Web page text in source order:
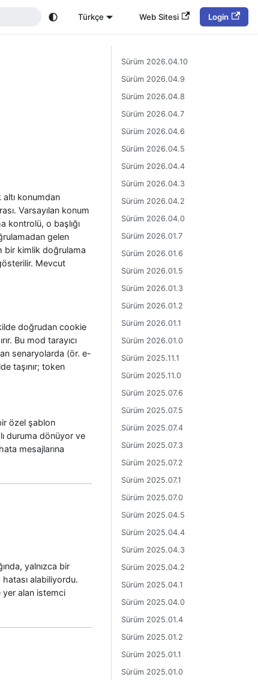
Türkçe Web Sitesi Login
altı konumdan
Varsayılan konum
kontrolü, o başlığı
gelen
bir kimlik doğrulama
Mevcut
doğrudan cookie
Bu mod tarayıcı
senaryolarda (ör. e-
taşınır; token
özel şablon
duruma dönüyor ve
mesajlarına
yalnızca bir
alabiliyordu.
yer alan istemci
Sürüm 2026.04.10
Sürüm 2026.04.9
Sürüm 2026.04.8
Sürüm 2026.04.7
Sürüm 2026.04.6
Sürüm 2026.04.5
Sürüm 2026.04.4
Sürüm 2026.04.3
Sürüm 2026.04.2
Sürüm 2026.04.0
Sürüm 2026.01.7
Sürüm 2026.01.6
Sürüm 2026.01.5
Sürüm 2026.01.3
Sürüm 2026.01.2
Sürüm 2026.01.1
Sürüm 2026.01.0
Sürüm 2025.11.1
Sürüm 2025.11.0
Sürüm 2025.07.6
Sürüm 2025.07.5
Sürüm 2025.07.4
Sürüm 2025.07.3
Sürüm 2025.07.2
Sürüm 2025.07.1
Sürüm 2025.07.0
Sürüm 2025.04.5
Sürüm 2025.04.4
Sürüm 2025.04.3
Sürüm 2025.04.2
Sürüm 2025.04.1
Sürüm 2025.04.0
Sürüm 2025.01.4
Sürüm 2025.01.2
Sürüm 2025.01.1
Sürüm 2025.01.0